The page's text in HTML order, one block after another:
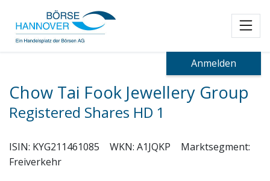
Anmelden
Chow Tai Fook Jewellery Group
Registered Shares HD 1
ISIN: KYG211461085 WKN: A1JQKP
Marktsegment:
Freiverkehr